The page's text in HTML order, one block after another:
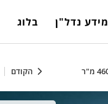
מידע נדל"ן בלוג
הקודם